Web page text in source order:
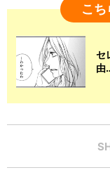
こち
セ
由